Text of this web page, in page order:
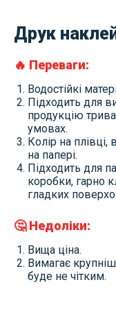
Друк
🔥 Переваги:
Водостійкі
Підходить для
продукцію
умовах.
Колір на плівці,
на папері.
Підходить для
коробки, гарно
гладких
🤔 Недоліки:
Вища ціна.
Вимагає
буде не чітким.